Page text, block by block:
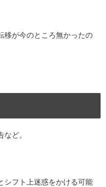
移が今のところ無かったの
ど。
シフト上迷惑をかける可能